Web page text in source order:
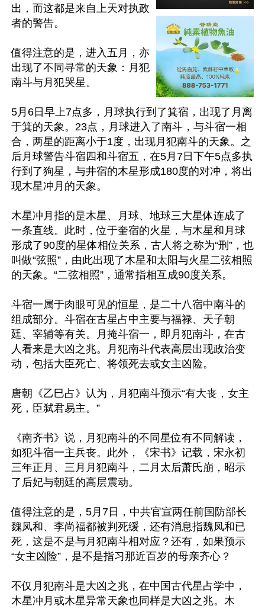
出，而这都是来自上天对执政
者的警告。
值得注意的是，进入五月，亦
出现了不同寻常的天象：月犯
南斗与月犯哭星。
5月6日早上7点多，月球执行到了箕宿，出现了月离
于箕的天象。23点，月球进入了南斗，与斗宿一相
合，两星的距离小于1度，出现月犯南斗的天象。之
后月球警告斗宿四和斗宿五，在5月7日下午5点多执
行到了狗星，与井宿的木星形成180度的对冲，将出
现木星冲月的天象。
木星冲月指的是木星、月球、地球三大星体连成了
一条直线。此时，位于奎宿的火星，与木星和月球
形成了90度的星体相位关系，古人将之称为“刑”，也
叫做“弦照”，由此出现了木星和太阳与火星二弦相照
的天象。“二弦相照”，通常指相互成90度关系。
斗宿一属于肉眼可见的恒星，是二十八宿中南斗的
组成部分。斗宿在古星占中主要与福禄、天子朝
廷、宰辅等有关。月掩斗宿一，即月犯南斗，在古
人看来是大凶之兆。月犯南斗代表高层出现政治变
动，包括大臣死亡、将领死去或女主凶险。
唐朝《乙巳占》认为，月犯南斗预示“有大丧，女主
死，臣弑君易主。”
《南齐书》说，月犯南斗的不同星位有不同解读，
如犯斗宿一主兵丧。此外，《宋书》记载，宋永初
三年正月、三月月犯南斗，二月太后萧氏崩，昭示
了后妃与朝廷的高层震动。
值得注意的是，5月7日，中共官宣两任前国防部长
魏凤和、李尚福都被判死缓，还有消息指魏凤和已
死，这是不是与月犯南斗相对应？还有，如果预示
“女主凶险”，是不是指习那近百岁的母亲齐心？
不仅月犯南斗是大凶之兆，在中国古代星占学中，
木星冲月或木星异常天象也同样是大凶之兆。木